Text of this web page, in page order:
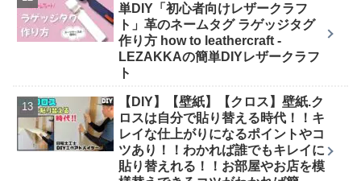
単DIY「初心者向けレザークラフ
ト」革のネームタグ ラゲッジタグ
作り方 how to leathercraft -
LEZAKKAの簡単DIYレザークラフ
ト
【DIY】【壁紙】【クロス】壁紙.ク
ロスは自分で貼り替える時代！！キ
レイな仕上がりになるポイントやコ
ツあり！！わかれば誰でもキレイに
貼り替えれる！！お部屋やお店を模